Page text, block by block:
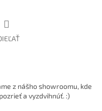
z nášho showroomu, kde
a vyzdvihnúť. :)